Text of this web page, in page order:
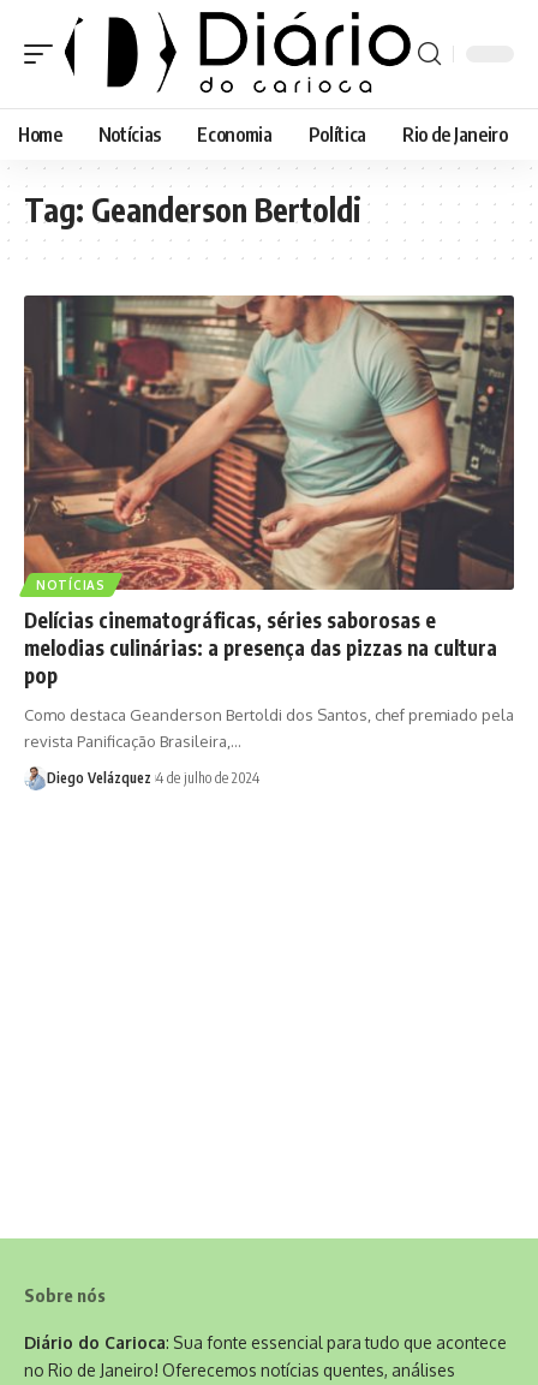
Home Notícias Economia Política Rio de Janeiro
Tag: Geanderson Bertoldi
NOTÍCIAS
Delícias cinematográficas, séries saborosas e
melodias culinárias: a presença das pizzas na cultura
pop
Como destaca Geanderson Bertoldi dos Santos, chef premiado pela
revista Panificação Brasileira,…
Diego Velázquez 4 de julho de 2024
Sobre nós
Diário do Carioca: Sua fonte essencial para tudo que acontece
no Rio de Janeiro! Oferecemos notícias quentes, análises